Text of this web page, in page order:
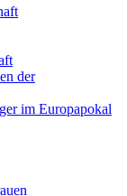
der
im Europapokal